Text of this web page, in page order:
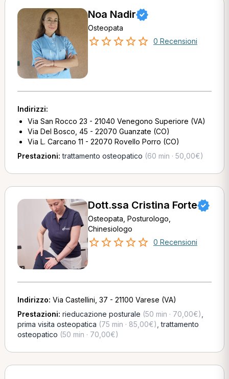
Noa Nadir
Osteopata
0 Recensioni
Indirizzi:
Via San Rocco 23 - 21040 Venegono Superiore (VA)
Via Del Bosco, 45 - 22070 Guanzate (CO)
Via L. Carcano 11 - 22070 Rovello Porro (CO)
Prestazioni:trattamento osteopatico (60 min · 50,00€)
Dott.ssa Cristina Forte
Osteopata, Posturologo,
Chinesiologo
0 Recensioni
Indirizzo: Via Castellini, 37 - 21100 Varese (VA)
Prestazioni: rieducazione posturale (50 min · 70,00€)
prima visita osteopatica (75 min · 85,00€) ,trattamento
osteopatico (50 min · 70,00€)